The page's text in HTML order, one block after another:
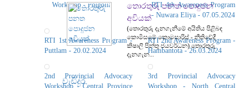
තොරතුරු පනත පොදුජන
අවියක්
(තොරතුරු දැනගැනීමේ අයිතිය පිළිබඳ
කොමිසමේ කොමසාරිස් - නීතිවේදී
කිෂාලි පින්තු ජයවර්ධන) තොරතුරු
දැනගැන...
වැඩිදුර
Workshop - Polgolla
RTI 4th Awareness Program
- Nuwara Eliya - 07.05.2024
RTI 1st Awareness Program -
Puttlam - 20.02.2024
RTI 2nd Awareness Program -
Hambantota - 26.03.2024
2nd Provincial Advocacy
Workshop - Central Province
3rd Provincial Advocacy
Workshop - North Central